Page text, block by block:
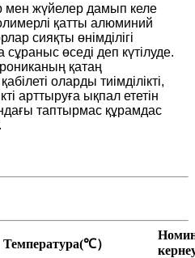
мен жүйелер дамып келе
қатты алюминий
сияқты өнімділігі
өседі деп күтілуде.
қатаң
оларды тиімділікті,
арттыруға ықпал ететін
таптырмас құрамдас
Температура(℃）